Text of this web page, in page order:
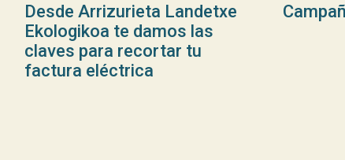
Desde Arrizurieta Landetxe
Ekologikoa te damos las
claves para recortar tu
factura eléctrica